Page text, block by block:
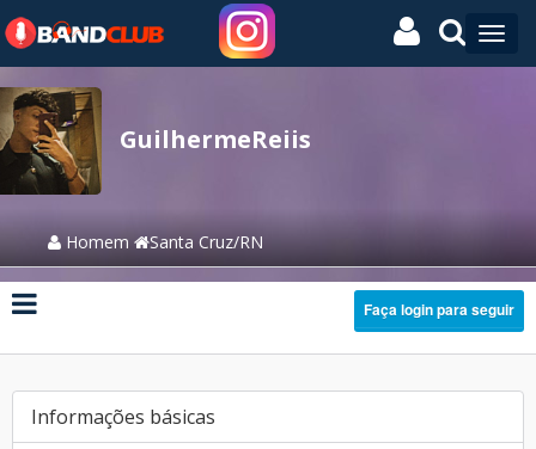
GuilhermeReiis
Homem Santa Cruz/RN
Faça login para seguir
Informações básicas